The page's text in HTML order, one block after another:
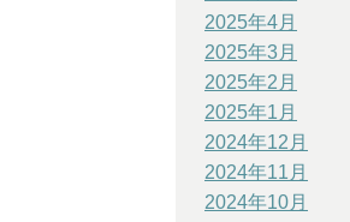
2025年4月
2025年3月
2025年2月
2025年1月
2024年12月
2024年11月
2024年10月